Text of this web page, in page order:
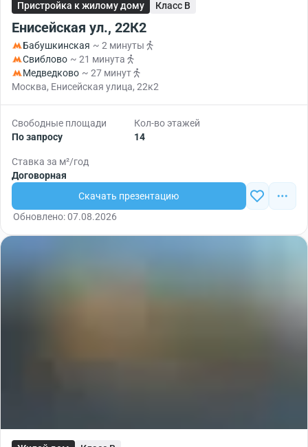
Пристройка к жилому дому Класс B
Енисейская ул., 22К2
Бабушкинская ~ 2 минуты
Свиблово ~ 21 минута
Медведково ~ 27 минут
Москва, Енисейская улица, 22к2
Свободные площади
По запросу
Кол-во этажей
14
Ставка за м²/год
Договорная
Скачать презентацию
Обновлено: 07.08.2026